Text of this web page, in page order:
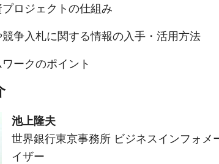
ロジェクトの仕組み
争入札に関する情報の入手・活用方法
ークのポイント
池上隆夫
世界銀行東京事務所 ビジネスインフォメ
イザー